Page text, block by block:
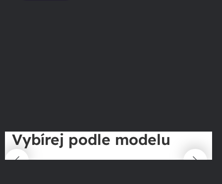
Vybírej podle modelu